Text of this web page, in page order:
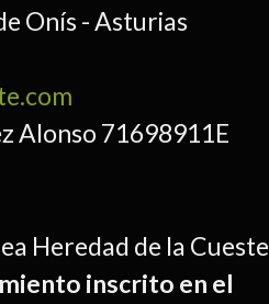
Onís - Asturias
Alonso 71698911E
Heredad de la Cueste
inscrito en el